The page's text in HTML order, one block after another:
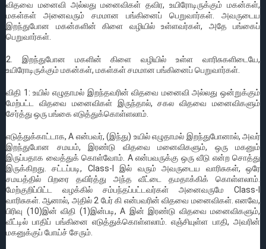
விதவை மனைவி அல்லது மனைவிகள் தவிர, உயிரோடிருக்கும் மகன்கள்,
மகள்கள் அனைவரும் சமமான பங்கினைப் பெறுவார்கள். அவருடைய
இறந்துபோன மகன்களின் கிளை வழியில் உள்ளவர்கள், அதே பங்கைப்
பெறுவார்கள்.
2. இறந்துபோன மகளின் கிளை வழியில் உள்ள வாரிசுகளிடையே,
உயிரோடிருக்கும் மகன்கள், மகள்கள் சமமான பங்கினைப் பெறுவார்கள்.
விதி 1: உயில் எழுதாமல் இறந்தவரின் விதவை மனைவி அல்லது ஒன்றுக்கும்
மேற்பட்ட விதவை மனைவிகள் இருந்தால், சகல விதவை மனைவிகளும்
சேர்த்து ஒரு பங்கை எடுத்துக்கொள்ளலாம்.
எடுத்துக்காட்டாக, A என்பவர், (இந்து) உயில் எழுதாமல் இறந்துபோனால், அவர்
இறந்துபோன சமயம், இரண்டு விதவை மனைவிகளும், ஒரு மகனும்
இருப்பதாக வைத்துக் கொள்வோம். A என்பவருக்கு ஒரு வீடு என்ற சொத்து
இருக்கிறது. சட்டப்படி, Class-I இல் வரும் அவருடைய வாரிசுகள், ஒரே
சமயத்தில் பிறரை தவிர்த்து அந்த வீட்டை தமதாக்கிக் கொள்ளலாம்.
மேற்குறிப்பிட்ட வழக்கில் சம்பந்தப்பட்டவர்கள் அனைவருமே Class-I
வாரிசுகள். ஆனால், அதில் 2 பேர் கி என்பவரின் விதவை மனைவிகள். எனவே,
பிரிவு (10)இன் விதி (1)இன்படி, A இன் இரண்டு விதவை மனைவிகளும்,
வீட்டில் பாதிப் பங்கினை எடுத்துக்கொள்ளலாம். எஞ்சியுள்ள பாதி, அவரின்
மகனுக்குப் போய்ச் சேரும்.